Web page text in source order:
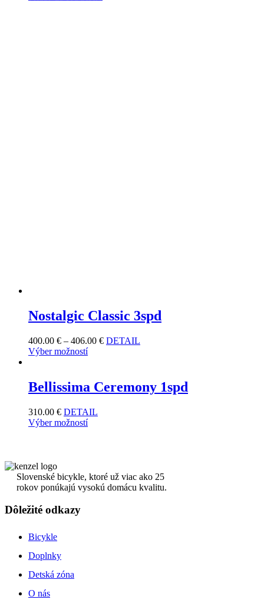
Nostalgic Classic 3spd
400.00 € – 406.00 € DETAIL
Výber možností
Bellissima Ceremony 1spd
310.00 € DETAIL
Výber možností
Slovenské bicykle, ktoré už viac ako 25
rokov ponúkajú vysokú domácu kvalitu.
Dôležité odkazy
Bicykle
Doplnky
Detská zóna
O nás